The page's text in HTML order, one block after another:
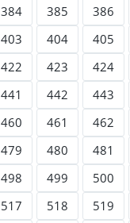
384 385 386
403 404 405
422 423 424
441 442 443
460 461 462
479 480 481
498 499 500
517 518 519